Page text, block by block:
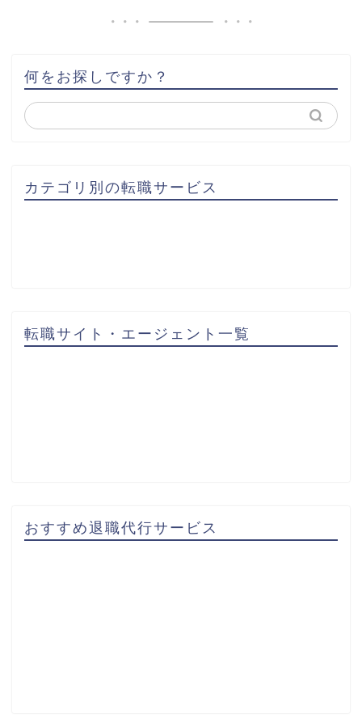
何をお探しですか？
カテゴリ別の転職サービス
転職サイト・エージェント一覧
おすすめ退職代行サービス